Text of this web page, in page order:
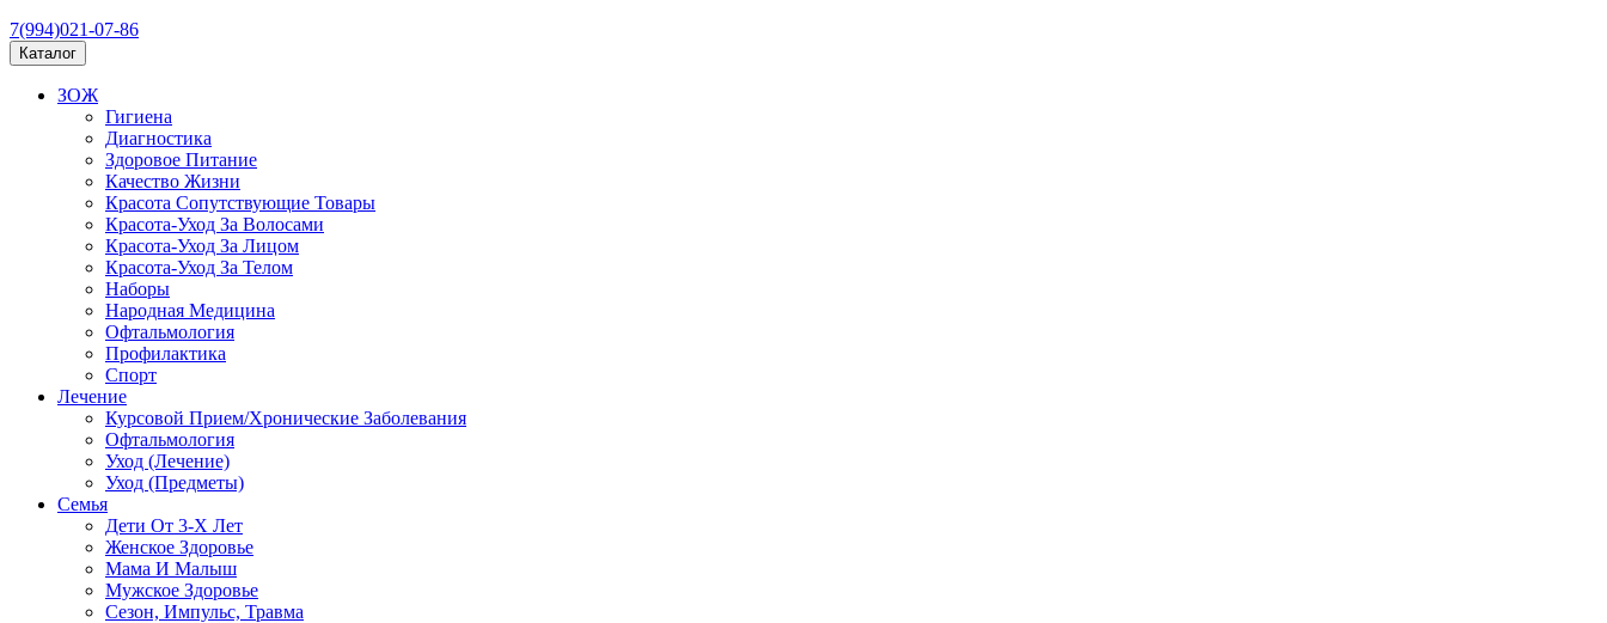
7(994)021-07-86
Каталог
ЗОЖ
Гигиена
Диагностика
Здоровое Питание
Качество Жизни
Красота Сопутствующие Товары
Красота-Уход За Волосами
Красота-Уход За Лицом
Красота-Уход За Телом
Наборы
Народная Медицина
Офтальмология
Профилактика
Спорт
Лечение
Курсовой Прием/Хронические Заболевания
Офтальмология
Уход (Лечение)
Уход (Предметы)
Семья
Дети От 3-Х Лет
Женское Здоровье
Мама И Малыш
Мужское Здоровье
Сезон, Импульс, Травма